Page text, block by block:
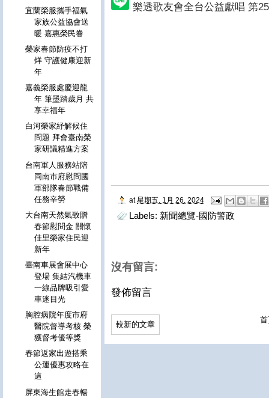
樂透歌友會全台公益獻唱 第
at 星期五, 1月 26, 2024
Labels: 新聞總覽-國防警政
沒有留言:
發佈留言
較新的文章
宜蘭榮服攜手福氣
家族公益協會送
暖 嘉惠榮民眷
榮家春節防疫不打
烊 守護健康迎新
年
嘉義榮服處慶迎龍
年 筆墨踏歲月 共
享幸福年
白河榮家紓解候住
問題 拜會臺南榮
家研議精進方案
台南軍人服務站陪
同南市府慰問國
軍部隊春節戰備
任務辛勞
大台南天然氣致贈
春節慰問金 關懷
佳里榮家住民迎
新年
臺南車展會展中心
登場 集結汽機車
一線品牌吸引愛
車迷目光
胸腔病院年度市府
醫院督導考核 榮
獲督考優等獎
春節返家出遊搭乘
公運優惠攻略在
這
屏東海生館走春暢